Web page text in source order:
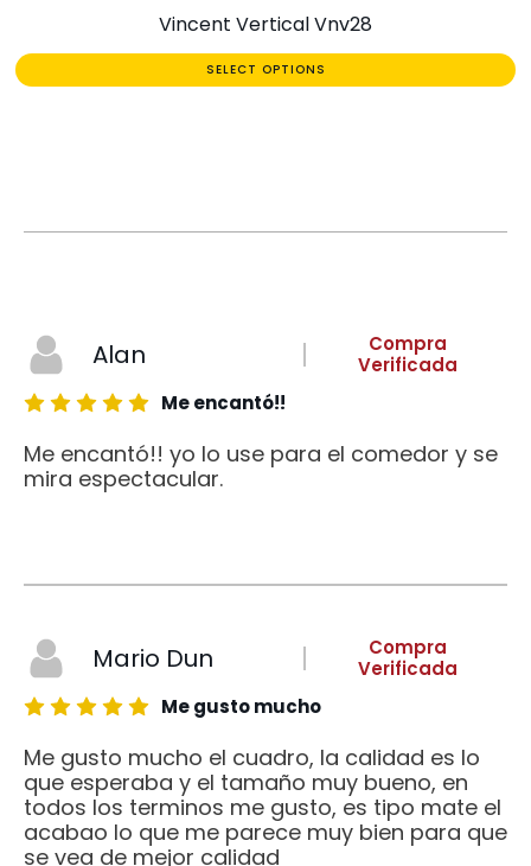
Vincent Vertical Vnv28
SELECT OPTIONS
Alan
Compra
Verificada
Me encantó!!
Me encantó!! yo lo use para el comedor y se
mira espectacular.
Mario Dun
Compra
Verificada
Me gusto mucho
Me gusto mucho el cuadro, la calidad es lo
que esperaba y el tamaño muy bueno, en
todos los terminos me gusto, es tipo mate el
acabao lo que me parece muy bien para que
se vea de mejor calidad